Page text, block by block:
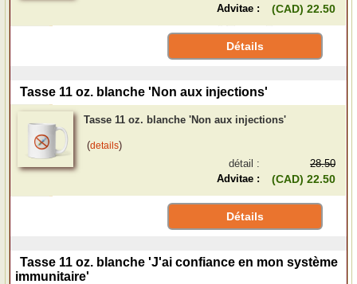
Advitae :
(CAD) 22.50
Détails
Tasse 11 oz. blanche 'Non aux injections'
Tasse 11 oz. blanche 'Non aux injections'
(details)
détail :
28.50
Advitae :
(CAD) 22.50
Détails
Tasse 11 oz. blanche 'J'ai confiance en mon système
immunitaire'